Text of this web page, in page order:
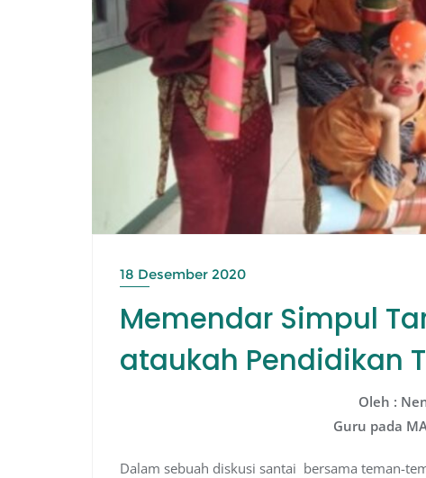
18 Desember 2020
Memendar Simpul
ataukah Pendidikan
Oleh :
Guru pada
Dalam sebuah diskusi santai bersama teman-